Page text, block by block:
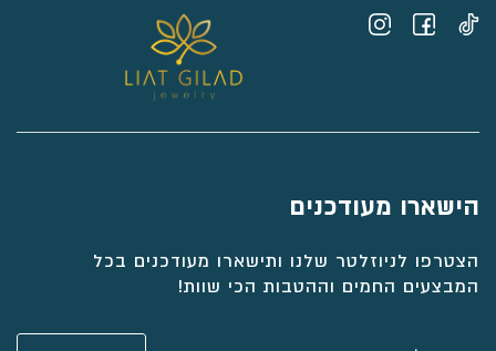
הישארו מעודכנים
הצטרפו לניוזלטר שלנו ותישארו מעודכנים בכל
המבצעים החמים וההטבות הכי שוות!